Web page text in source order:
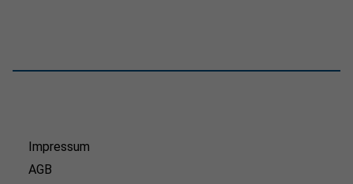
Impressum
AGB